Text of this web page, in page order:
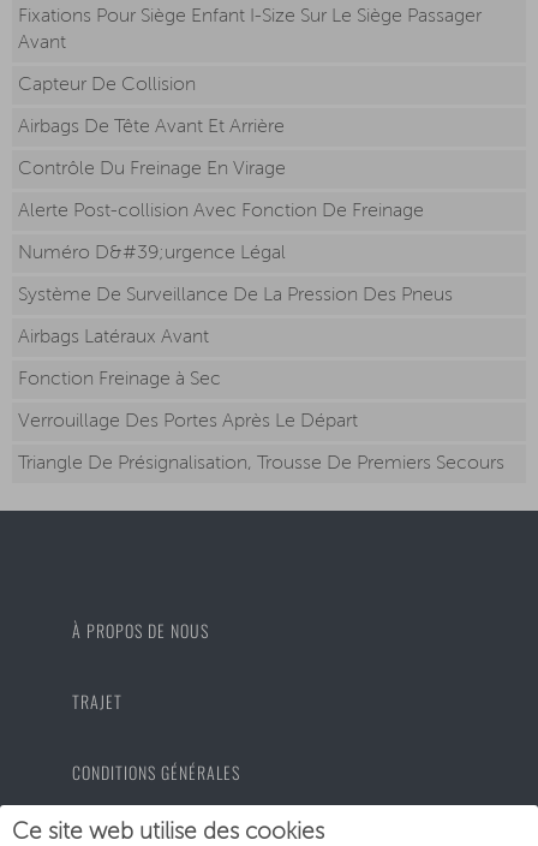
Fixations Pour Siège Enfant I-Size Sur Le Siège Passager
Avant
Capteur De Collision
Airbags De Tête Avant Et Arrière
Contrôle Du Freinage En Virage
Alerte Post-collision Avec Fonction De Freinage
Numéro D&#39;urgence Légal
Système De Surveillance De La Pression Des Pneus
Airbags Latéraux Avant
Fonction Freinage à Sec
Verrouillage Des Portes Après Le Départ
Triangle De Présignalisation, Trousse De Premiers Secours
À PROPOS DE NOUS
TRAJET
CONDITIONS GÉNÉRALES
Ce site web utilise des cookies